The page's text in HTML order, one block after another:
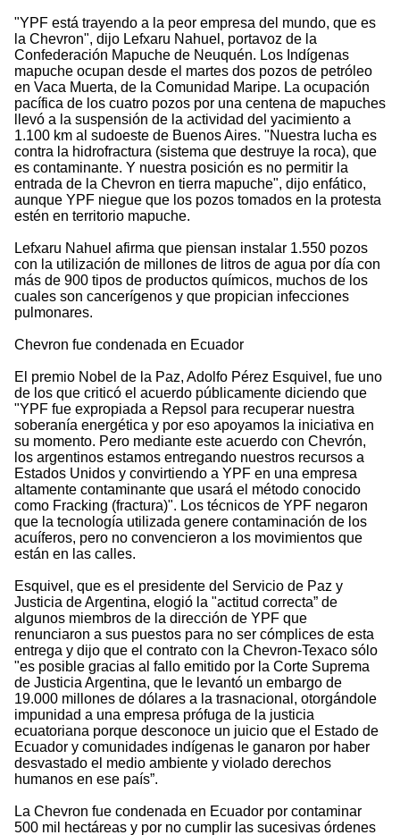
"YPF está trayendo a la peor empresa del mundo, que es
la Chevron", dijo Lefxaru Nahuel, portavoz de la
Confederación Mapuche de Neuquén. Los Indígenas
mapuche ocupan desde el martes dos pozos de petróleo
en Vaca Muerta, de la Comunidad Maripe. La ocupación
pacífica de los cuatro pozos por una centena de mapuches
llevó a la suspensión de la actividad del yacimiento a
1.100 km al sudoeste de Buenos Aires. "Nuestra lucha es
contra la hidrofractura (sistema que destruye la roca), que
es contaminante. Y nuestra posición es no permitir la
entrada de la Chevron en tierra mapuche", dijo enfático,
aunque YPF niegue que los pozos tomados en la protesta
estén en territorio mapuche.
Lefxaru Nahuel afirma que piensan instalar 1.550 pozos
con la utilización de millones de litros de agua por día con
más de 900 tipos de productos químicos, muchos de los
cuales son cancerígenos y que propician infecciones
pulmonares.
Chevron fue condenada en Ecuador
El premio Nobel de la Paz, Adolfo Pérez Esquivel, fue uno
de los que criticó el acuerdo públicamente diciendo que
"YPF fue expropiada a Repsol para recuperar nuestra
soberanía energética y por eso apoyamos la iniciativa en
su momento. Pero mediante este acuerdo con Chevrón,
los argentinos estamos entregando nuestros recursos a
Estados Unidos y convirtiendo a YPF en una empresa
altamente contaminante que usará el método conocido
como Fracking (fractura)". Los técnicos de YPF negaron
que la tecnología utilizada genere contaminación de los
acuíferos, pero no convencieron a los movimientos que
están en las calles.
Esquivel, que es el presidente del Servicio de Paz y
Justicia de Argentina, elogió la "actitud correcta” de
algunos miembros de la dirección de YPF que
renunciaron a sus puestos para no ser cómplices de esta
entrega y dijo que el contrato con la Chevron-Texaco sólo
"es posible gracias al fallo emitido por la Corte Suprema
de Justicia Argentina, que le levantó un embargo de
19.000 millones de dólares a la trasnacional, otorgándole
impunidad a una empresa prófuga de la justicia
ecuatoriana porque desconoce un juicio que el Estado de
Ecuador y comunidades indígenas le ganaron por haber
desvastado el medio ambiente y violado derechos
humanos en ese país”.
La Chevron fue condenada en Ecuador por contaminar
500 mil hectáreas y por no cumplir las sucesivas órdenes